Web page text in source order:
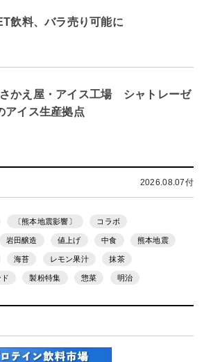
飲料、バラ売り可能に
かえ屋・アイス工場 シャトレーゼ
アイス生産拠点
2026.08.07付
〔熊本地震影響〕 コラボ
岩田醸造 値上げ 中食 熊本地震
海苔 レモン果汁 抹茶
ド 製粉特集 惣菜 明治